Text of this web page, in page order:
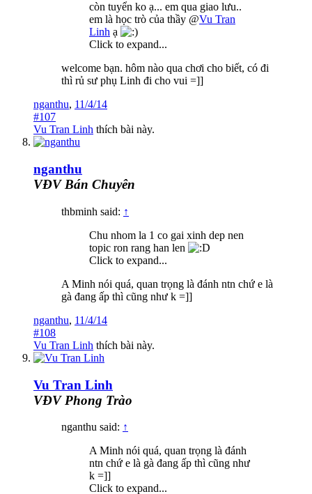
còn tuyển ko ạ... em qua giao lưu..
em là học trò của thầy @Vu Tran
Linh ạ
Click to expand...
welcome bạn. hôm nào qua chơi cho biết, có đi
thì rủ sư phụ Linh đi cho vui =]]
nganthu, 11/4/14
#107
Vu Tran Linh thích bài này.
nganthu
VĐV Bán Chuyên
thbminh said: ↑
Chu nhom la 1 co gai xinh dep nen
topic ron rang han len
Click to expand...
A Minh nói quá, quan trọng là đánh ntn chứ e là
gà đang ấp thì cũng như k =]]
nganthu, 11/4/14
#108
Vu Tran Linh thích bài này.
Vu Tran Linh
VĐV Phong Trào
nganthu said: ↑
A Minh nói quá, quan trọng là đánh
ntn chứ e là gà đang ấp thì cũng như
k =]]
Click to expand...